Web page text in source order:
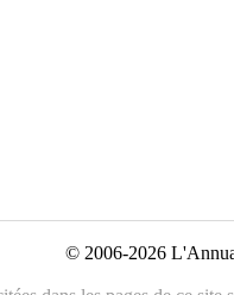
© 2006-2026